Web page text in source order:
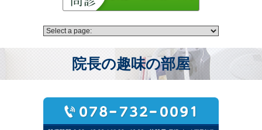
院長の趣味の部屋